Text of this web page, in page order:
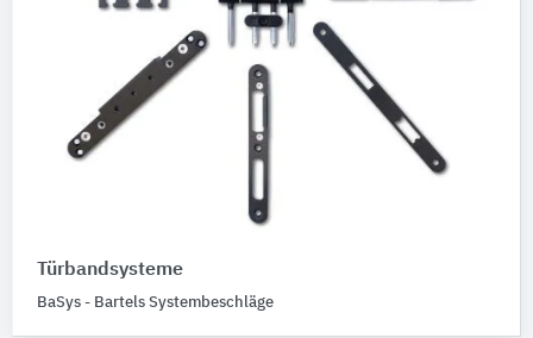
Türbandsysteme
BaSys - Bartels Systembeschläge